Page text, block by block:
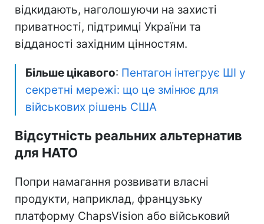
відкидають, наголошуючи на захисті
приватності, підтримці України та
відданості західним цінностям.
Більше цікавого: Пентагон інтегрує ШІ у
секретні мережі: що це змінює для
військових рішень США
Відсутність реальних альтернатив
для НАТО
Попри намагання розвивати власні
продукти, наприклад, французьку
платформу ChapsVision або військовий